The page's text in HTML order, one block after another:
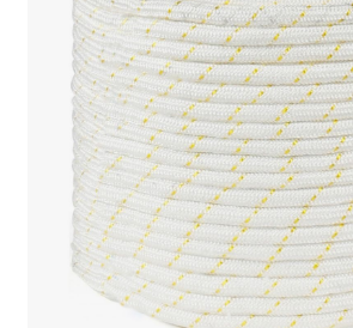
Fogão
Multiuso
Mesa Gamer